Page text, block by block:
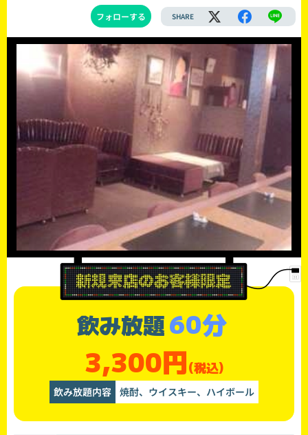
フォローする SHARE
飲み放題60分
3,300円(税込)
飲み放題内容 焼酎、ウイスキー、ハイボール